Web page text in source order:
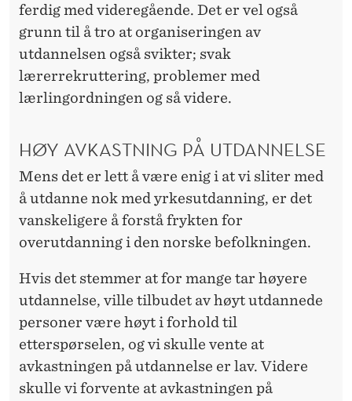
ferdig med videregående. Det er vel også
grunn til å tro at organiseringen av
utdannelsen også svikter; svak
lærerrekruttering, problemer med
lærlingordningen og så videre.
HØY AVKASTNING PÅ UTDANNELSE
Mens det er lett å være enig i at vi sliter med
å utdanne nok med yrkesutdanning, er det
vanskeligere å forstå frykten for
overutdanning i den norske befolkningen.
Hvis det stemmer at for mange tar høyere
utdannelse, ville tilbudet av høyt utdannede
personer være høyt i forhold til
etterspørselen, og vi skulle vente at
avkastningen på utdannelse er lav. Videre
skulle vi forvente at avkastningen på